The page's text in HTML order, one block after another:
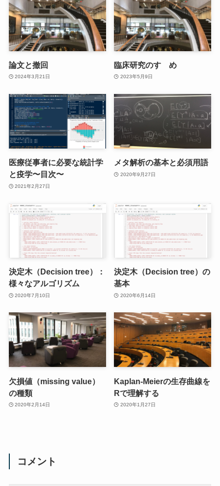
論文と撤回
2024年3月21日
臨床研究のすゝめ
2023年5月9日
医療従事者に必要な統計学
と疫学〜目次〜
2021年2月27日
メタ解析の基本と必須用語
2020年9月27日
決定木（Decision tree）：
様々なアルゴリズム
2020年7月10日
決定木（Decision tree）の
基本
2020年6月14日
欠損値（missing value）
の種類
2020年2月14日
Kaplan-Meierの生存曲線を
Rで理解する
2020年1月27日
コメント